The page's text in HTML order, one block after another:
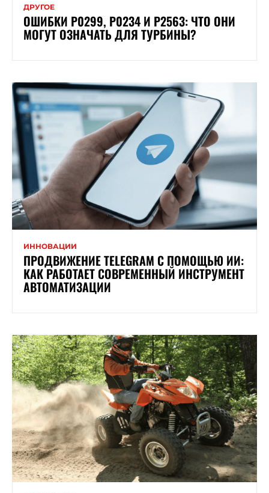
ДРУГОЕ
ОШИБКИ P0299, P0234 И P2563: ЧТО ОНИ
МОГУТ ОЗНАЧАТЬ ДЛЯ ТУРБИНЫ?
ИННОВАЦИИ
ПРОДВИЖЕНИЕ TELEGRAM С ПОМОЩЬЮ ИИ:
КАК РАБОТАЕТ СОВРЕМЕННЫЙ ИНСТРУМЕНТ
АВТОМАТИЗАЦИИ